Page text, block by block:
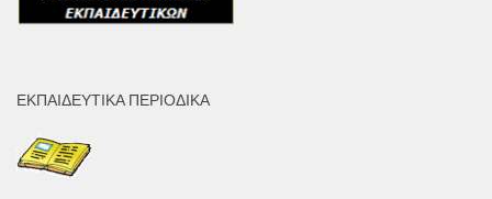
ΕΚΠΑΙΔΕΥΤΙΚΆ ΠΕΡΙΟΔΙΚΆ